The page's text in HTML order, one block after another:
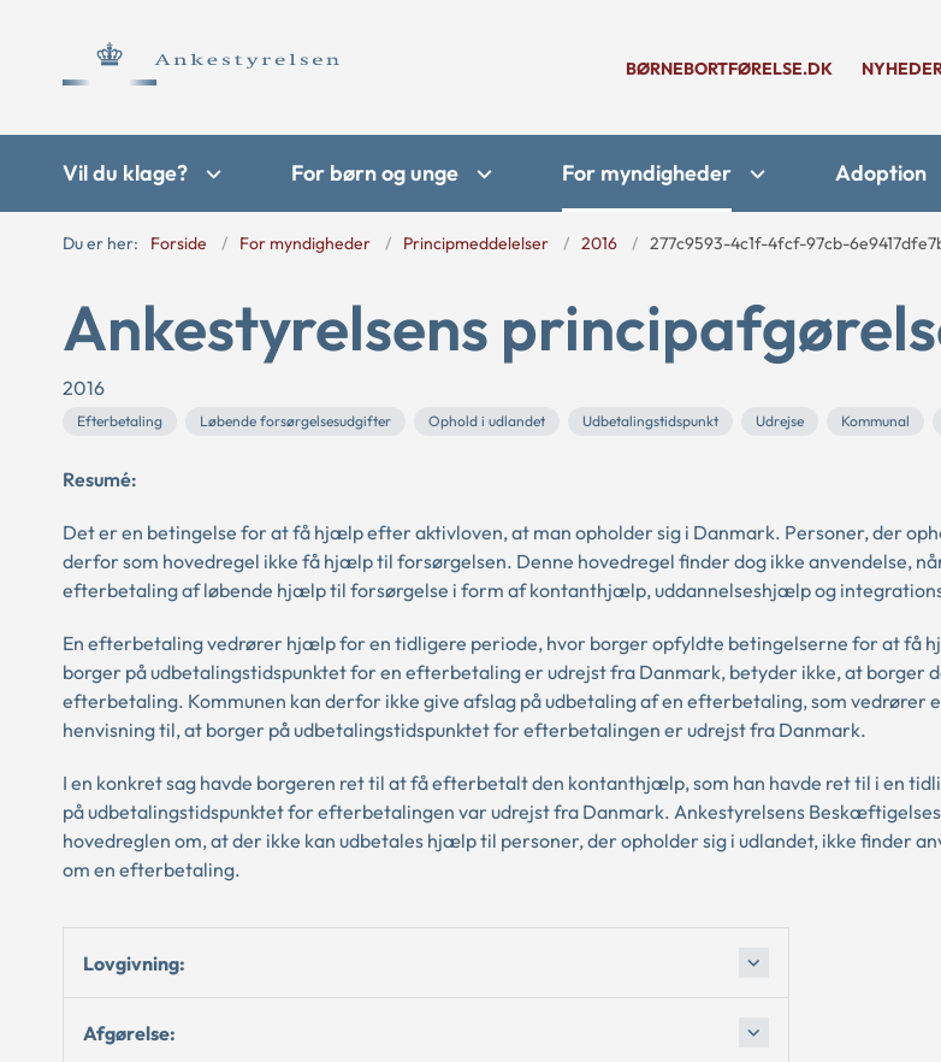
BØRNEBORTFØRELSE.DK
Vil du klage? For børn og unge For myndigheder Adoption
Du er her: Forside For myndigheder Principmeddelelser 2016 277c9593-4c1f-4fcf-97cb-
Ankestyrelsens
2016
Efterbetaling Løbende forsørgelsesudgifter Ophold i udlandet Udbetalingstidspunkt Udrejse Kommunal
Resumé:
Det er en betingelse for at få hjælp efter aktivloven, at man opholder sig i Danmark. Personer, der
derfor som hovedregel ikke få hjælp til forsørgelsen. Denne hovedregel finder dog ikke anvendelse,
efterbetaling af løbende hjælp til forsørgelse i form af kontanthjælp, uddannelseshjælp og
En efterbetaling vedrører hjælp for en tidligere periode, hvor borger opfyldte betingelserne for at få
borger på udbetalingstidspunktet for en efterbetaling er udrejst fra Danmark, betyder ikke, at borger
efterbetaling. Kommunen kan derfor ikke give afslag på udbetaling af en efterbetaling, som vedrører
henvisning til, at borger på udbetalingstidspunktet for efterbetalingen er udrejst fra Danmark.
I en konkret sag havde borgeren ret til at få efterbetalt den kontanthjælp, som han havde ret til i en
på udbetalingstidspunktet for efterbetalingen var udrejst fra Danmark. Ankestyrelsens
hovedreglen om, at der ikke kan udbetales hjælp til personer, der opholder sig i udlandet, ikke finder
om en efterbetaling.
Lovgivning:
Afgørelse: